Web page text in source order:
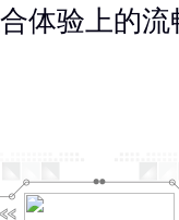
体验上的